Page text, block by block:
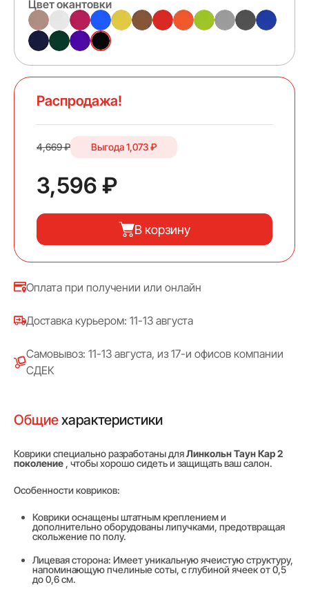
Распродажа!
4,669 ₽ Выгода1,073 ₽
3,596 ₽
В корзину
Оплата при получении или онлайн
Доставка курьером: 11-13 августа
Самовывоз: 11-13 августа, из 17-и офисов компании
СДЕК
Цвет окантовки
Общиехарактеристики
Коврики специально разработаны дляЛинкольн Таун Кар 2
поколение , чтобы хорошо сидеть и защищать ваш салон.
Особенности ковриков:
Коврики оснащены штатным креплением и
дополнительно оборудованы липучками, предотвращая
скольжение по полу.
Лицевая сторона: Имеет уникальную ячеистую структуру,
напоминающую пчелиные соты, с глубиной ячеек от 0,5
до 0,6 см.